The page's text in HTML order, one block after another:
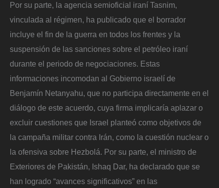
Por su parte, la agencia semioficial iraní Tasnim,
vinculada al régimen, ha publicado que el borrador
incluye el fin de la guerra en todos los frentes y la
suspensión de las sanciones sobre el petróleo iraní
durante el periodo de negociaciones. Estas
informaciones incomodan al Gobierno israelí de
Benjamín Netanyahu, que no participa directamente en el
diálogo de este acuerdo, cuya firma implicaría aplazar o
excluir cuestiones que Israel planteó como objetivos de
la campaña militar contra Irán, como la cuestión nuclear o
la ofensiva sobre Hezbolá. Por su parte, el ministro de
Exteriores de Pakistán, Ishaq Dar, ha declarado que se
han logrado “avances significativos” en las